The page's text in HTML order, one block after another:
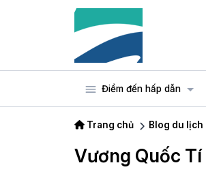
Điểm đến hấp dẫn
Trang chủ Blog du lịch
Vương Quốc